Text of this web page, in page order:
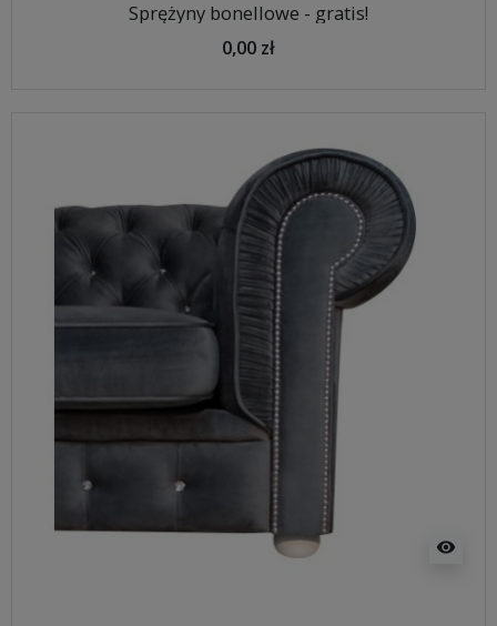
Sprężyny bonellowe - gratis!
0,00 zł
visibility